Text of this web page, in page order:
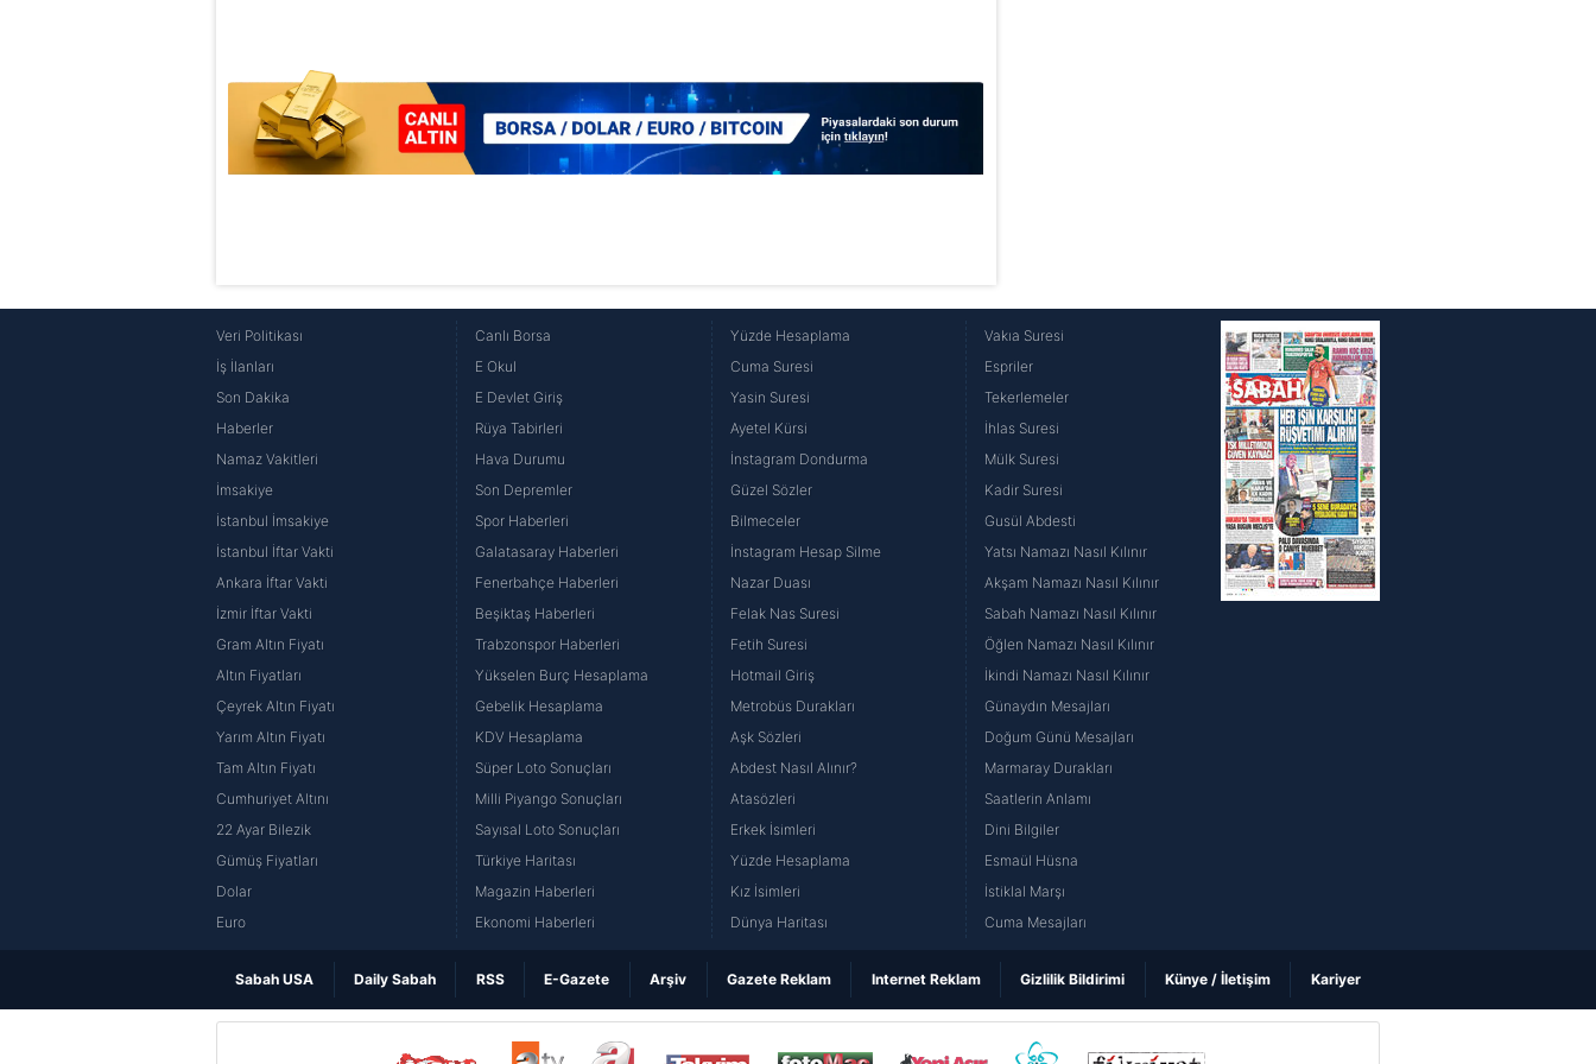
Veri Politikası
İş İlanları
Son Dakika
Haberler
Namaz Vakitleri
İmsakiye
İstanbul İmsakiye
İstanbul İftar Vakti
Ankara İftar Vakti
İzmir İftar Vakti
Gram Altın Fiyatı
Altın Fiyatları
Çeyrek Altın Fiyatı
Yarım Altın Fiyatı
Tam Altın Fiyatı
Cumhuriyet Altını
22 Ayar Bilezik
Gümüş Fiyatları
Dolar
Euro
Canlı Borsa
E Okul
E Devlet Giriş
Rüya Tabirleri
Hava Durumu
Son Depremler
Spor Haberleri
Galatasaray Haberleri
Fenerbahçe Haberleri
Beşiktaş Haberleri
Trabzonspor Haberleri
Yükselen Burç Hesaplama
Gebelik Hesaplama
KDV Hesaplama
Süper Loto Sonuçları
Milli Piyango Sonuçları
Sayısal Loto Sonuçları
Türkiye Haritası
Magazin Haberleri
Ekonomi Haberleri
Yüzde Hesaplama
Cuma Suresi
Yasin Suresi
Ayetel Kürsi
İnstagram Dondurma
Güzel Sözler
Bilmeceler
İnstagram Hesap Silme
Nazar Duası
Felak Nas Suresi
Fetih Suresi
Hotmail Giriş
Metrobüs Durakları
Aşk Sözleri
Abdest Nasıl Alınır?
Atasözleri
Erkek İsimleri
Yüzde Hesaplama
Kız İsimleri
Dünya Haritası
Vakıa Suresi
Espriler
Tekerlemeler
İhlas Suresi
Mülk Suresi
Kadir Suresi
Gusül Abdesti
Yatsı Namazı Nasıl Kılınır
Akşam Namazı Nasıl Kılınır
Sabah Namazı Nasıl Kılınır
Öğlen Namazı Nasıl Kılınır
İkindi Namazı Nasıl Kılınır
Günaydın Mesajları
Doğum Günü Mesajları
Marmaray Durakları
Saatlerin Anlamı
Dini Bilgiler
Esmaül Hüsna
İstiklal Marşı
Cuma Mesajları
Sabah USA Daily Sabah RSS E-Gazete Arşiv Gazete Reklam Internet Reklam Gizlilik Bildirimi Künye / İletişim Kariyer